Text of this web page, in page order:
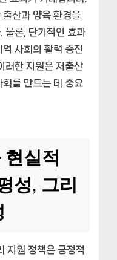
산과 양육 환경을
물론, 단기적인 효과
사회의 활력 증진
러한 지원은 저출산
를 만드는 데 중요
실적
성, 그리
지원 정책은 긍정적